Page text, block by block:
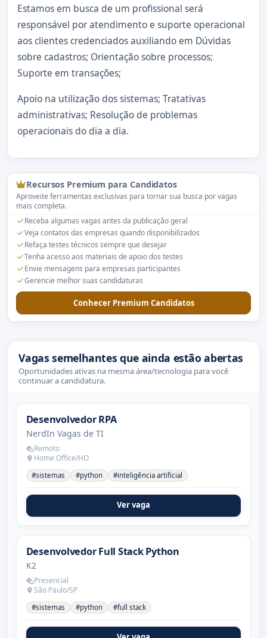
Estamos em busca de um profissional será
responsável por atendimento e suporte operacional
aos clientes credenciados auxiliando em Dúvidas
sobre cadastros; Orientação sobre processos;
Suporte em transações;
Apoio na utilização dos sistemas; Tratativas
administrativas; Resolução de problemas
operacionais do dia a dia.
Recursos Premium para Candidatos
Aproveite ferramentas exclusivas para tornar sua busca por vagas
mais completa.
Receba algumas vagas antes da publicação geral
Veja contatos das empresas quando disponibilizados
Refaça testes técnicos sempre que desejar
Tenha acesso aos materiais de apoio dos testes
Envie mensagens para empresas participantes
Gerencie melhor suas candidaturas
Conhecer Premium Candidatos
Vagas semelhantes que ainda estão abertas
Oportunidades ativas na mesma área/tecnologia para você
continuar a candidatura.
Desenvolvedor RPA
NerdIn Vagas de TI
Remoto
Home Office/HO
#sistemas #python #inteligência artificial
Ver vaga
Desenvolvedor Full Stack Python
K2
Presencial
São Paulo/SP
#sistemas #python #full stack